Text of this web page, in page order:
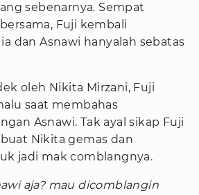
sebenarnya. Sempat
Fuji kembali
dan Asnawi hanyalah sebatas
oleh Nikita Mirzani, Fuji
saat membahas
Asnawi. Tak ayal sikap Fuji
Nikita gemas dan
jadi mak comblangnya.
aja? mau dicomblangin